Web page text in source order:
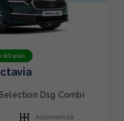
GO plus
Dsg Combi
Automatická